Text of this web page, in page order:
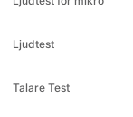
Ljudtest
Talare Test